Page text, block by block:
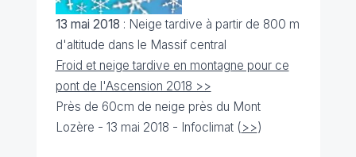
13 mai 2018 : Neige tardive à partir de 800 m
d'altitude dans le Massif central
Froid et neige tardive en montagne pour ce
pont de l'Ascension 2018 >>
Près de 60cm de neige près du Mont
Lozère - 13 mai 2018 - Infoclimat (>>)